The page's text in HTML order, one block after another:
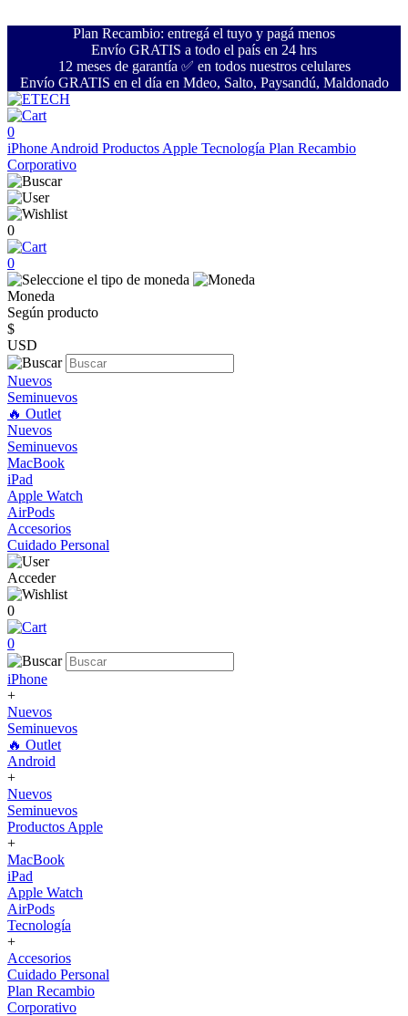
Plan Recambio: entregá el tuyo y pagá menos
Envío GRATIS a todo el país en 24 hrs
12 meses de garantía ✅ en todos nuestros celulares
Envío GRATIS en el día en Mdeo, Salto, Paysandú, Maldonado
0
iPhone Android Productos Apple Tecnología Plan Recambio
Corporativo
0
0
Moneda
Según producto
$
USD
Nuevos
Seminuevos
🔥 Outlet
Nuevos
Seminuevos
MacBook
iPad
Apple Watch
AirPods
Accesorios
Cuidado Personal
Acceder
0
0
iPhone
+
Nuevos
Seminuevos
🔥 Outlet
Android
+
Nuevos
Seminuevos
Productos Apple
+
MacBook
iPad
Apple Watch
AirPods
Tecnología
+
Accesorios
Cuidado Personal
Plan Recambio
Corporativo